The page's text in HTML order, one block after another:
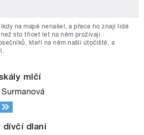
na mapě nenašel, a přece ho znají lidé
sto třicet let na něm prožívají
kteří na něm našli útočiště, a
mlčí
dívčí dlani